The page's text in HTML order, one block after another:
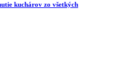
kuchárov zo všetkých